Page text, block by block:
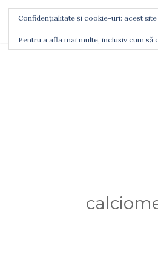
CINE SUNT
Confidențialitate și cookie-uri: acest
Pentru a afla mai multe, inclusiv cum